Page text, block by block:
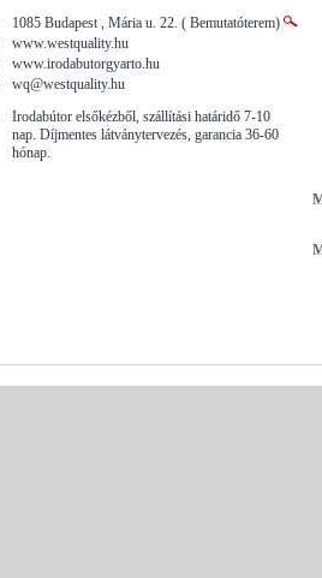
1085 Budapest , Mária u. 22. ( Bemutatóterem)
www.westquality.hu
www.irodabutorgyarto.hu
wq@westquality.hu
Irodabútor elsőkézből, szállítási határidő 7-10
nap. Díjmentes látványtervezés, garancia 36-60
hónap.